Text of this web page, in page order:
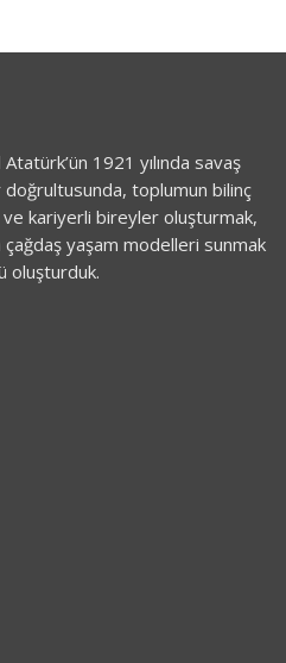
1921 yılında savaş
toplumun bilinç
kariyerli bireyler oluşturmak,
yaşam modelleri sunmak
oluşturduk.